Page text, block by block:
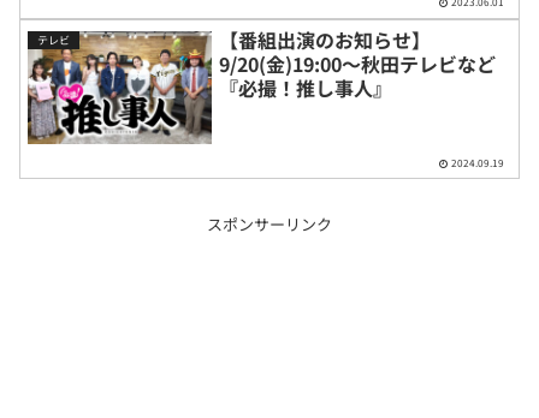
テレビ
【番組出演のお知らせ】
9/20(金)19:00〜秋田テレビなど
『必撮！推し事人』
2024.09.19
スポンサーリンク